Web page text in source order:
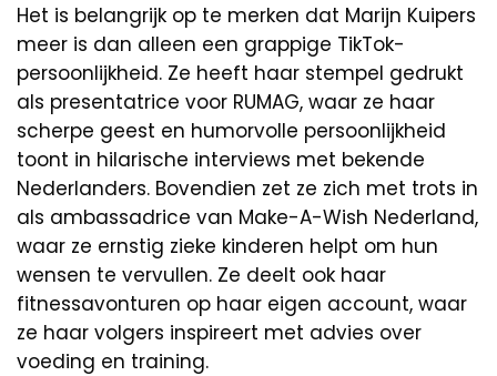
Het is belangrijk op te merken dat Marijn Kuipers
meer is dan alleen een grappige TikTok-
persoonlijkheid. Ze heeft haar stempel gedrukt
als presentatrice voor RUMAG, waar ze haar
scherpe geest en humorvolle persoonlijkheid
toont in hilarische interviews met bekende
Nederlanders. Bovendien zet ze zich met trots in
als ambassadrice van Make-A-Wish Nederland,
waar ze ernstig zieke kinderen helpt om hun
wensen te vervullen. Ze deelt ook haar
fitnessavonturen op haar eigen account, waar
ze haar volgers inspireert met advies over
voeding en training.